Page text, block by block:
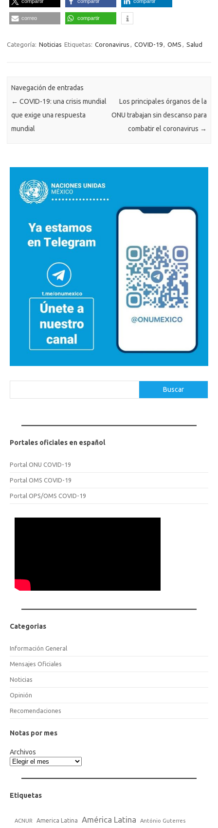
correo compartir
Categoría: Noticias Etiquetas: Coronavirus , COVID-19, OMS , Salud
Navegación de entradas
← COVID-19: una crisis mundial
que exige una respuesta
mundial
Los principales órganos de la
ONU trabajan sin descanso para
combatir el coronavirus →
Buscar
Portales oficiales en español
Portal ONU COVID-19
Portal OMS COVID-19
Portal OPS/OMS COVID-19
Categorias
Información General
Mensajes Oficiales
Noticias
Opinión
Recomendaciones
Notas por mes
Archivos
Etiquetas
ACNUR America Latina América Latina António Guterres